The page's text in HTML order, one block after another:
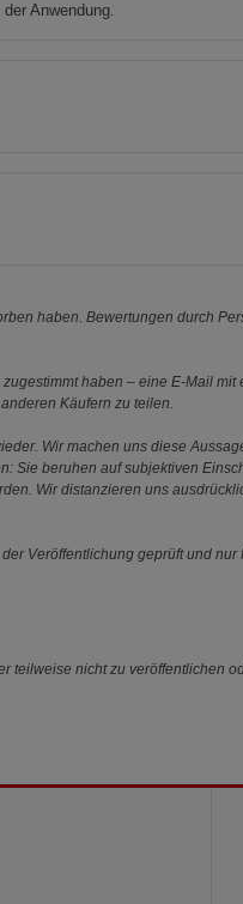
Anwendung.
haben. Bewertungen durch
haben – eine E-Mail
Käufern zu teilen.
Wir machen uns diese
Sie beruhen auf subjektiven
Wir distanzieren uns
Veröffentlichung geprüft und
teilweise nicht zu veröffentlichen